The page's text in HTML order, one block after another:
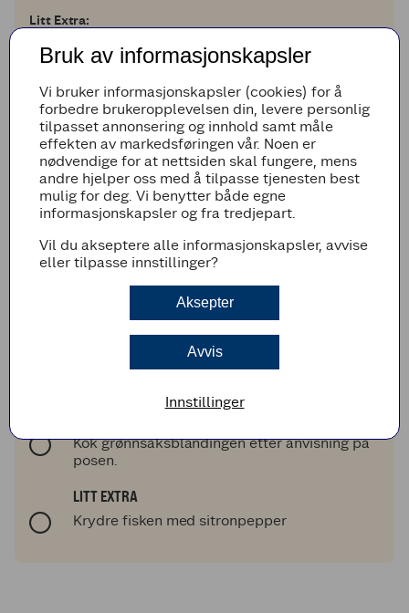
Litt Extra:
Fremgangsmetode
Skru stekeovnen på 180 grader.
og pepper og stek den i ovnen i ca. 10-12
minutter.
Vask potetene. Skjær dem i terninger og kok
dem møre i lettsaltet vann.
minutter. Avkjøl i 5 minutter.
Finhakk dill og rør sammen poteter, dill og
Smak til med salt, pepper og sitronsaft.
Kok grønnsaksblandingen etter anvisning på
posen.
LITT EXTRA
Krydre fisken med sitronpepper
Bruk av informasjonskapsler
Vi bruker informasjonskapsler (cookies) for å
forbedre brukeropplevelsen din, levere personlig
tilpasset annonsering og innhold samt måle
effekten av markedsføringen vår. Noen er
nødvendige for at nettsiden skal fungere, mens
andre hjelper oss med å tilpasse tjenesten best
mulig for deg. Vi benytter både egne
informasjonskapsler og fra tredjepart.
Vil du akseptere alle informasjonskapsler, avvise
eller tilpasse innstillinger?
Aksepter
Avvis
Innstillinger